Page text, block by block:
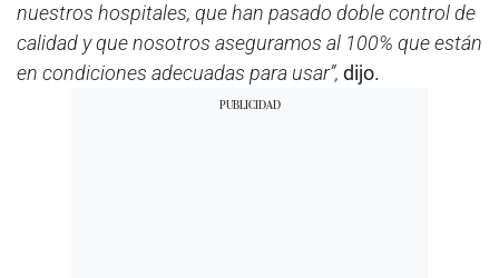
nuestros hospitales, que han pasado doble control de
calidad y que nosotros aseguramos al 100% que están
en condiciones adecuadas para usar”, dijo.